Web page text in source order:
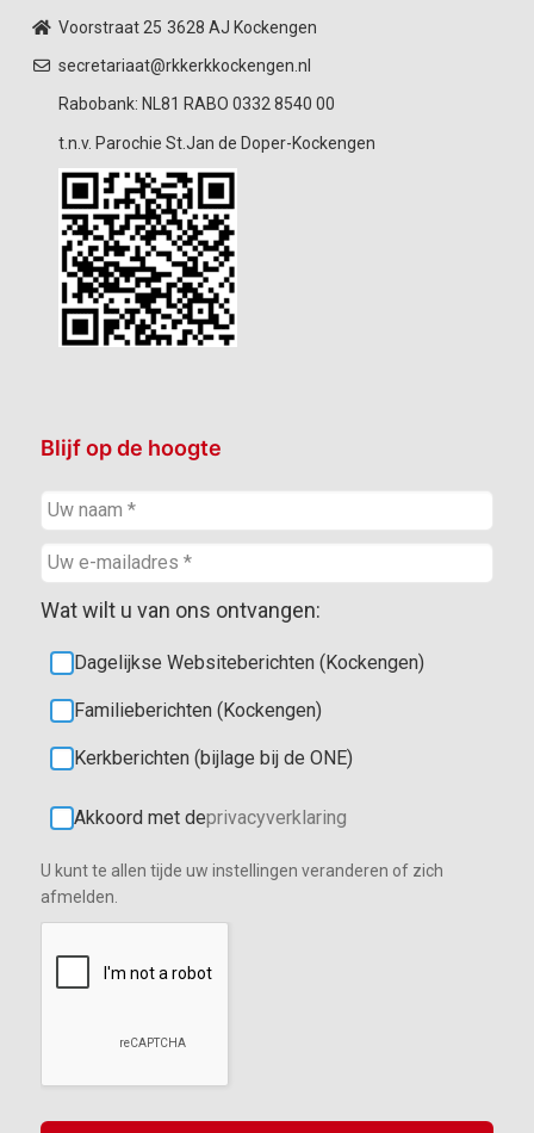
Voorstraat 25 3628 AJ Kockengen
secretariaat@rkkerkkockengen.nl
Rabobank: NL81 RABO 0332 8540 00
t.n.v. Parochie St.Jan de Doper-Kockengen
Blijf op de hoogte
Wat wilt u van ons ontvangen:
Dagelijkse Websiteberichten (Kockengen)
Familieberichten (Kockengen)
Kerkberichten (bijlage bij de ONE)
Akkoord met deprivacyverklaring
U kunt te allen tijde uw instellingen veranderen of zich
afmelden.